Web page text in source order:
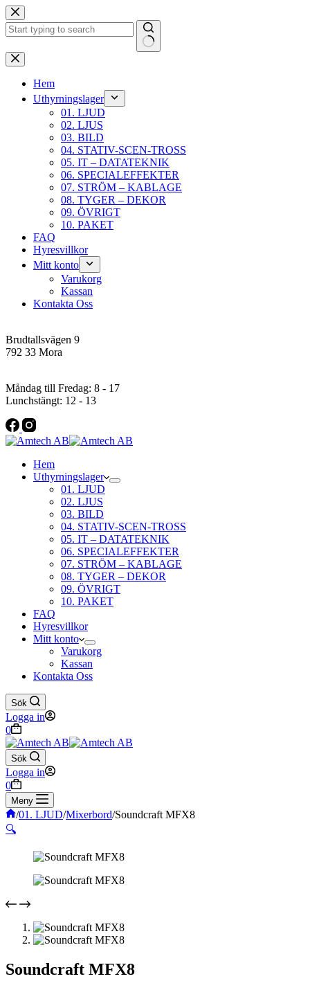
Hoppa
till
innehåll
Inga
resultat
Hem
Uthyrningslager
01. LJUD
02. LJUS
03. BILD
04. STATIV-SCEN-TROSS
05. IT – DATATEKNIK
06. SPECIALEFFEKTER
07. STRÖM – KABLAGE
08. TYGER – DEKOR
09. ÖVRIGT
10. PAKET
FAQ
Hyresvillkor
Mitt konto
Varukorg
Kassan
Kontakta Oss
Brudtallsvägen 9
792 33 Mora
Måndag till Fredag: 8 - 17
Lunchstängt: 12 - 13
Hem
Uthyrningslager
01. LJUD
02. LJUS
03. BILD
04. STATIV-SCEN-TROSS
05. IT – DATATEKNIK
06. SPECIALEFFEKTER
07. STRÖM – KABLAGE
08. TYGER – DEKOR
09. ÖVRIGT
10. PAKET
FAQ
Hyresvillkor
Mitt konto
Varukorg
Kassan
Kontakta Oss
Sök
Logga in
Varukorg
0
Sök
Logga in
Varukorg
0
Meny
Hem
/01. LJUD/Mixerbord/Soundcraft MFX8
🔍
Soundcraft MFX8